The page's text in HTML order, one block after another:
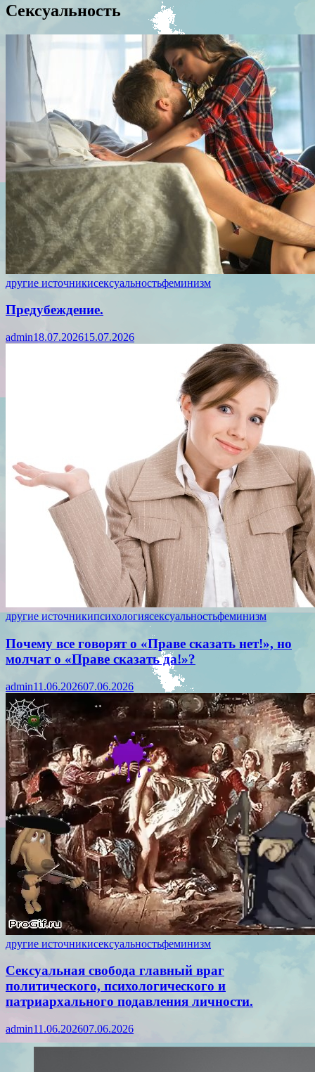
Сексуальность
другие источникисексуальностьфеминизм
Предубеждение.
admin18.07.202615.07.2026
другие источникипсихологиясексуальностьфеминизм
Почему все говорят о «Праве сказать нет!», но
молчат о «Праве сказать да!»?
admin11.06.202607.06.2026
другие источникисексуальностьфеминизм
Сексуальная свобода главный враг
политического, психологического и
патриархального подавления личности.
admin11.06.202607.06.2026